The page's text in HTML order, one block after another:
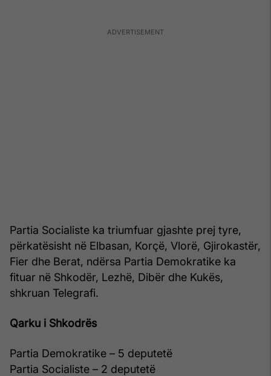
Partia Socialiste ka triumfuar gjashte prej tyre,
përkatësisht në Elbasan, Korçë, Vlorë, Gjirokastër,
Fier dhe Berat, ndërsa Partia Demokratike ka
fituar në Shkodër, Lezhë, Dibër dhe Kukës,
shkruan Telegrafi.
Qarku i Shkodrës
Partia Demokratike – 5 deputetë
Partia Socialiste – 2 deputetë